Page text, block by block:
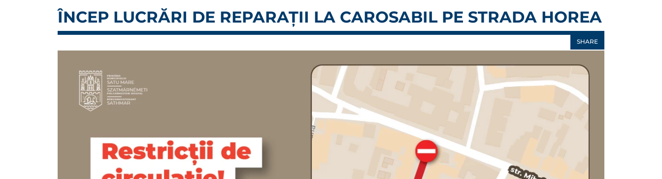
ÎNCEP LUCRĂRI DE REPARAȚII LA CAROSABIL PE STRADA HOREA
SHARE